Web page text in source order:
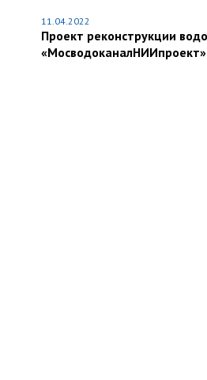
11.04.2022
Проект реконструкции
«МосводоканалНИИпроект»